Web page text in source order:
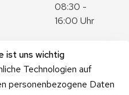
ist uns wichtig
Technologien auf
personenbezogene Daten
08:30 -
16:00 Uhr
Zum
Kontaktformu
lar